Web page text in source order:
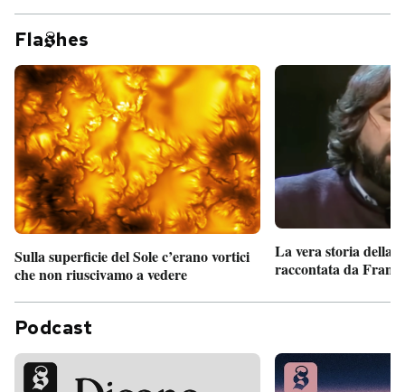
Fla hes
Sulla superficie del Sole c’erano vortici
che non riuscivamo a vedere
La vera storia della
raccontata da
Podcast